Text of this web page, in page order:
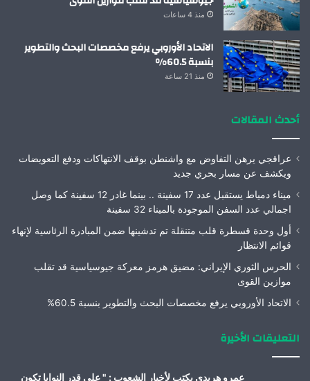
منذ 4 ساعات
الاتحاد الأوروبي يرفع مخصصات البحث والتطوير
بنسبة 60.5%
منذ 21 ساعة
أحدث المقالات
عراقجي يرهن التفاوض مع واشنطن بوقف الانتهاكات ودفع التعويضات
ويكشف عن مسار بحري جديد
ميناء دمياط يستقبل عدد 17 سفينة .. بينما غادر 12 سفينة كما وصل
اجمالي عدد السفن الموجودة بالميناء 32 سفينة
أول وحدة قسطرة قلب متنقلة تم تدشينها ضمن المبادرة الرئاسية لإنهاء
قوائم الانتظار
الحرس الثوري الإيراني: مضيق هرمز معركة جيوسياسية قد تقلب
موازين القوى
الاتحاد الأوروبي يرفع مخصصات البحث والتطوير بنسبة 60.5%
التعليقات الأخيرة
عمرو هريدى يكتب لأخبار الشعوب : " على قدر النوايا تكون